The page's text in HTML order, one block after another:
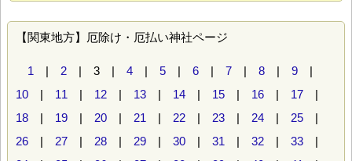
【関東地方】厄除け・厄払い神社ページ
1 | 2 | 3 | 4 | 5 | 6 | 7 | 8 | 9 |
10 | 11 | 12 | 13 | 14 | 15 | 16 | 17 |
18 | 19 | 20 | 21 | 22 | 23 | 24 | 25 |
26 | 27 | 28 | 29 | 30 | 31 | 32 | 33 |